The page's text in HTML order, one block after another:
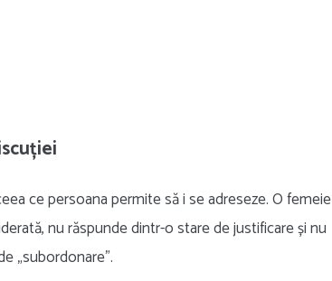
ce persoana permite să i se adreseze. O femeie
nu răspunde dintr-o stare de justificare și nu
„subordonare”.